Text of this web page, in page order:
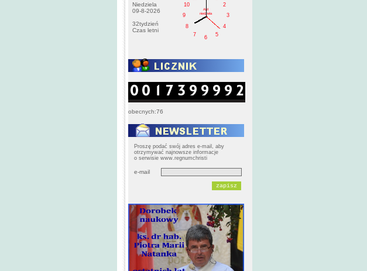
Niedziela
09-8-2026
32tydzień
Czas letni
2
3
4
5
6
7
8
9
10
AM
niedziela
obecnych:76
Proszę podać swój adres e-mail, aby
otrzymywać najnowsze informacje
o serwisie www.regnumchristi
e-mail